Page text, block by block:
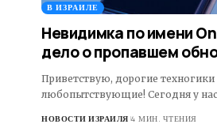
В ИЗРАИЛЕ
Невидимка по имени
дело о пропавшем
Приветствую, дорогие техногики
любопытствующие! Сегодня у
НОВОСТИ ИЗРАИЛЯ 4 МИН. ЧТЕНИЯ